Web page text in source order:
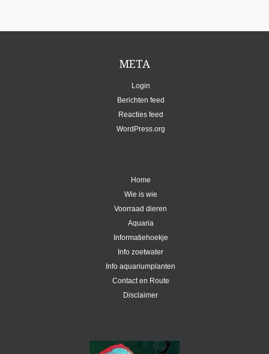
META
Login
Berichten feed
Reacties feed
WordPress.org
Home
Wie is wie
Voorraad dieren
Aquaria
Informatiehoekje
Info zoetwater
Info aquariumplanten
Contact en Route
Disclaimer